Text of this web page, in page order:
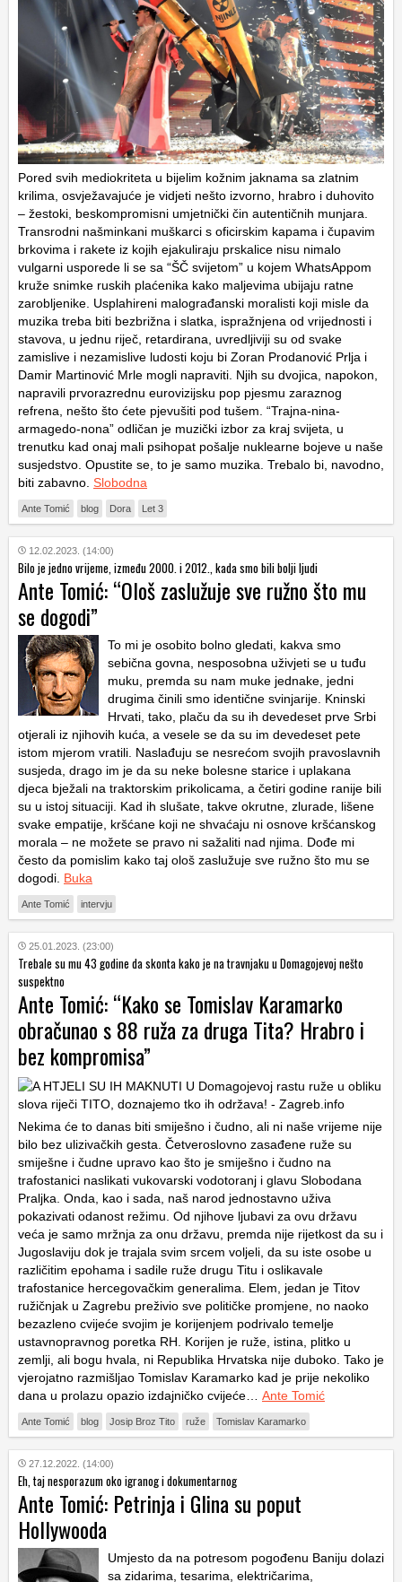
Pored svih mediokriteta u bijelim kožnim jaknama sa zlatnim
krilima, osvježavajuće je vidjeti nešto izvorno, hrabro i duhovito
– žestoki, beskompromisni umjetnički čin autentičnih munjara.
Transrodni našminkani muškarci s oficirskim kapama i čupavim
brkovima i rakete iz kojih ejakuliraju prskalice nisu nimalo
vulgarni usporede li se sa “ŠČ svijetom” u kojem WhatsAppom
kruže snimke ruskih plaćenika kako maljevima ubijaju ratne
zarobljenike. Usplahireni malograđanski moralisti koji misle da
muzika treba biti bezbrižna i slatka, ispražnjena od vrijednosti i
stavova, u jednu riječ, retardirana, uvredljiviji su od svake
zamislive i nezamislive ludosti koju bi Zoran Prodanović Prlja i
Damir Martinović Mrle mogli napraviti. Njih su dvojica, napokon,
napravili prvorazrednu eurovizijsku pop pjesmu zaraznog
refrena, nešto što ćete pjevušiti pod tušem. “Trajna-nina-
armagedo-nona” odličan je muzički izbor za kraj svijeta, u
trenutku kad onaj mali psihopat pošalje nuklearne bojeve u naše
susjedstvo. Opustite se, to je samo muzika. Trebalo bi, navodno,
biti zabavno. Slobodna
Ante Tomić blog Dora Let 3
12.02.2023. (14:00)
Bilo je jedno vrijeme, između 2000. i 2012., kada smo bili bolji ljudi
Ante Tomić: “Ološ zaslužuje sve ružno što mu
se dogodi”
To mi je osobito bolno gledati, kakva smo
sebična govna, nesposobna uživjeti se u tuđu
muku, premda su nam muke jednake, jedni
drugima činili smo identične svinjarije. Kninski
Hrvati, tako, plaču da su ih devedeset prve Srbi
otjerali iz njihovih kuća, a vesele se da su im devedeset pete
istom mjerom vratili. Naslađuju se nesrećom svojih pravoslavnih
susjeda, drago im je da su neke bolesne starice i uplakana
djeca bježali na traktorskim prikolicama, a četiri godine ranije bili
su u istoj situaciji. Kad ih slušate, takve okrutne, zlurade, lišene
svake empatije, kršćane koji ne shvaćaju ni osnove kršćanskog
morala – ne možete se pravo ni sažaliti nad njima. Dođe mi
često da pomislim kako taj ološ zaslužuje sve ružno što mu se
dogodi. Buka
Ante Tomić intervju
25.01.2023. (23:00)
Trebale su mu 43 godine da skonta kako je na travnjaku u Domagojevoj nešto
suspektno
Ante Tomić: “Kako se Tomislav Karamarko
obračunao s 88 ruža za druga Tita? Hrabro i
bez kompromisa”
Nekima će to danas biti smiješno i čudno, ali ni naše vrijeme nije
bilo bez ulizivačkih gesta. Četveroslovno zasađene ruže su
smiješne i čudne upravo kao što je smiješno i čudno na
trafostanici naslikati vukovarski vodotoranj i glavu Slobodana
Praljka. Onda, kao i sada, naš narod jednostavno uživa
pokazivati odanost režimu. Od njihove ljubavi za ovu državu
veća je samo mržnja za onu državu, premda nije rijetkost da su i
Jugoslaviju dok je trajala svim srcem voljeli, da su iste osobe u
različitim epohama i sadile ruže drugu Titu i oslikavale
trafostanice hercegovačkim generalima. Elem, jedan je Titov
ružičnjak u Zagrebu preživio sve političke promjene, no naoko
bezazleno cvijeće svojim je korijenjem podrivalo temelje
ustavnopravnog poretka RH. Korijen je ruže, istina, plitko u
zemlji, ali bogu hvala, ni Republika Hrvatska nije duboko. Tako je
vjerojatno razmišljao Tomislav Karamarko kad je prije nekoliko
dana u prolazu opazio izdajničko cvijeće… Ante Tomić
Ante Tomić blog Josip Broz Tito ruže Tomislav Karamarko
27.12.2022. (14:00)
Eh, taj nesporazum oko igranog i dokumentarnog
Ante Tomić: Petrinja i Glina su poput
Hollywooda
Umjesto da na potresom pogođenu Baniju dolazi
sa zidarima, tesarima, električarima,